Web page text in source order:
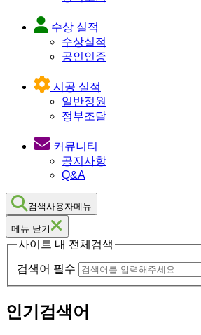
수상 실적
수상실적
공인인증
시공 실적
일반정원
정부조달
커뮤니티
공지사항
Q&A
검색사용자메뉴
메뉴 닫기
사이트 내 전체검색
검색어 필수
인기검색어